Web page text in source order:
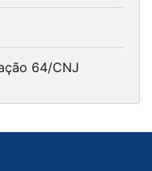
64/CNJ